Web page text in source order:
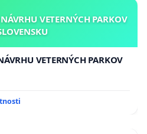
VETERNÝCH PARKOV
VETERNÝCH PARKOV